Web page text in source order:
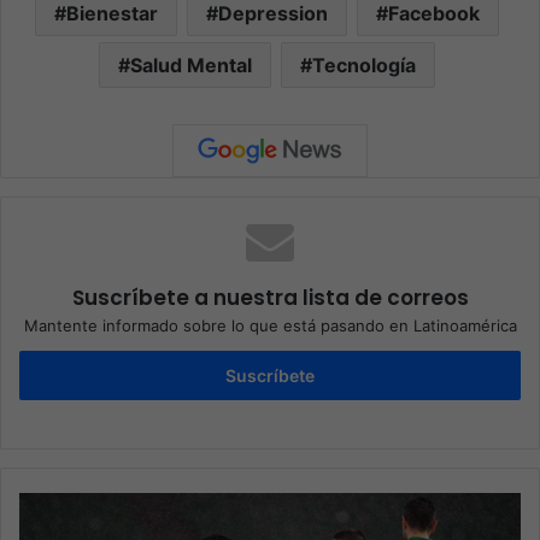
Bienestar Depression Facebook
Salud Mental Tecnología
Suscríbete a nuestra lista de correos
Mantente informado sobre lo que está pasando en Latinoamérica
Suscríbete